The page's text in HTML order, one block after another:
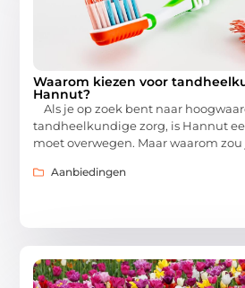
Waarom kiezen voor
Hannut?
Als je op zoek bent naar
tandheelkundige zorg, is Hannut
moet overwegen. Maar waarom
Aanbiedingen